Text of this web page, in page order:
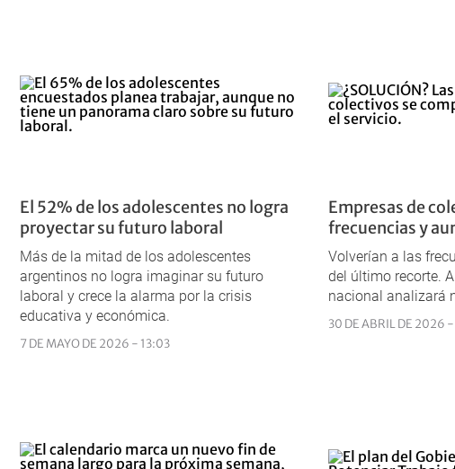
El 52% de los adolescentes no logra
proyectar su futuro laboral
Más de la mitad de los adolescentes
argentinos no logra imaginar su futuro
laboral y crece la alarma por la crisis
educativa y económica.
7 DE MAYO DE 2026 - 13:03
Empresas de
frecuencias y
Volverían a las
del último recorte.
nacional analizará
30 DE ABRIL DE 2026